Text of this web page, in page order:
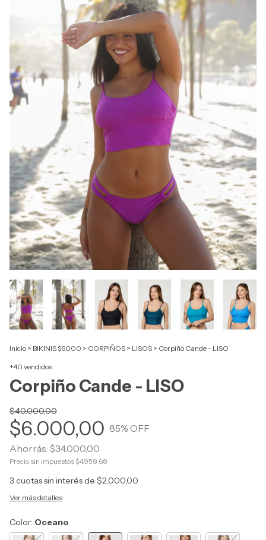
Inicio > BIKINIS $6000 > CORPIÑOS > LISOS > Corpiño Cande - LISO
+40 vendidos
Corpiño Cande - LISO
$40.000,00
$6.000,00 85% OFF
Ahorrás: $34.000,00
Precio sin impuestos $4.958,68
3 cuotas sin interés de $2.000,00
Ver más detalles
Color: Oceano